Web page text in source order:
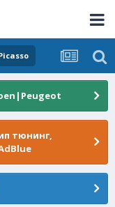
тюнинг,